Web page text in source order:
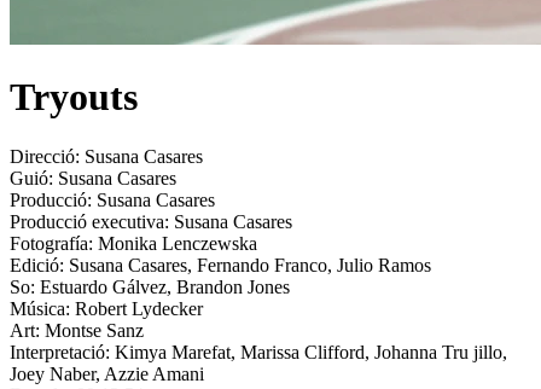
Tryouts
Direcció: Susana Casares
Guió: Susana Casares
Producció: Susana Casares
Producció executiva: Susana Casares
Fotografía: Monika Lenczewska
Edició: Susana Casares, Fernando Franco, Julio Ramos
So: Estuardo Gálvez, Brandon Jones
Música: Robert Lydecker
Art: Montse Sanz
Interpretació: Kimya Marefat, Marissa Clifford, Johanna Tru jillo,
Joey Naber, Azzie Amani